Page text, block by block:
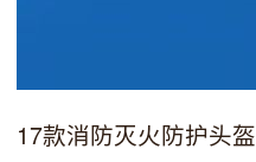
17款消防灭火防护头盔